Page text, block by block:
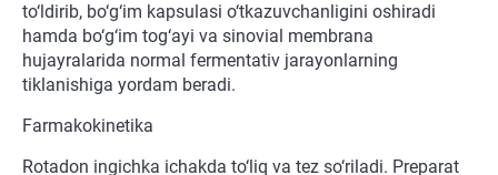
to‘ldirib, bo‘g‘im kapsulasi o‘tkazuvchanligini oshiradi
hamda bo‘g‘im tog‘ayi va sinovial membrana
hujayralarida normal fermentativ jarayonlarning
tiklanishiga yordam beradi.
Farmakokinetika
Rotadon ingichka ichakda to‘liq va tez so‘riladi. Preparat